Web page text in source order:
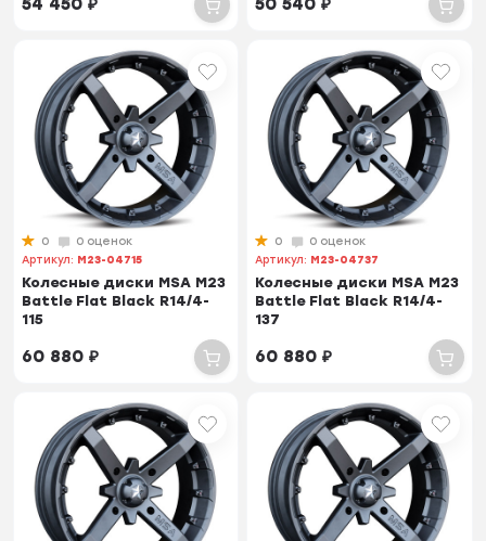
54 450₽ 50 540₽
0
0 оценок
Артикул: M23-04715
Колесные диски MSA M23
Battle Flat Black R14/4-
115
60 880₽
0
0 оценок
Артикул: M23-04737
Колесные диски MSA M23
Battle Flat Black R14/4-
137
60 880₽